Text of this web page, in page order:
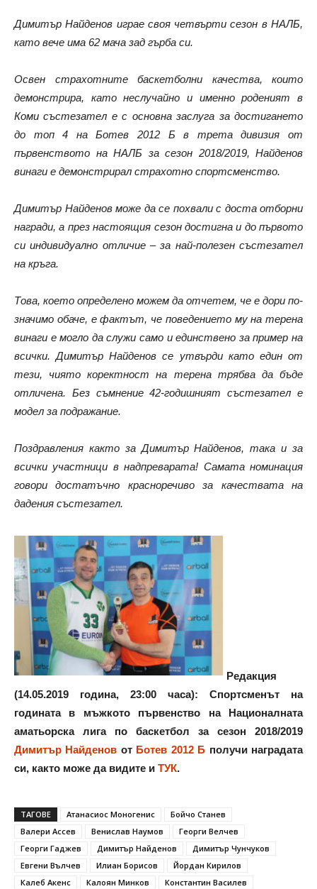
Димитър Найденов играе своя четвърти сезон в НАЛБ,
като вече има 62 мача зад гърба си.
Освен страхотните баскетболни качества, които
демонстрира, като неслучайно и именно роденият в
Коми състезател е с основна заслуга за достигането
до топ 4 на Ботев 2012 Б в трета дивизия от
първенството на НАЛБ за сезон 2018/2019, Найденов
винаги е демонстрирал страхотно спортсменство.
Димитър Найденов може да се похвали с доста отборни
награди, а през настоящия сезон достигна и до първото
си индивидуално отличие – за най-полезен състезател
на кръга.
Това, което определено можем да отчетем, че е дори по-
значимо обаче, е фактът, че поведението му на терена
винаги е могло да служи само и единствено за пример на
всички. Димитър Найденов се утвърди като един от
тези, чиято коректност на терена трябва да бъде
отличена. Без съмнение 42-годишният състезател е
модел за подражание.
Поздравления както за Димитър Найденов, така и за
всички участници в надпреварата! Самата номинация
говори достатъчно красноречиво за качествата на
дадения състезател.
Редакция
(14.05.2019 година, 23:00 часа): Спортсменът на
годината в мъжкото първенство на Националната
аматьорска лига по баскетбол за сезон 2018/2019
Димитър Найденов от Ботев 2012 Б получи наградата
си, както може да видите и ТУК.
ТАГОВЕ Атанасиос Моногенис
Бойчо Станев
Валери Ассев
Венислав Наумов
Георги Велчев
Георги Гаджев
Димитър Найденов
Димитър Чунчуков
Евгени Вълчев
Илиан Борисов
Йордан Кирилов
Калеб Акенс
Калоян Минков
Константин Василев